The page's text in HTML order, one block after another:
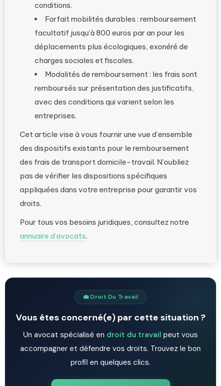
conditions.
Forfait mobilités durables : remboursement
facultatif jusqu’à 800 euros par an pour les
déplacements plus écologiques, exonéré de
charges sociales et fiscales.
Modalités de remboursement : les frais sont
remboursés sur présentation des justificatifs,
avec des conditions qui varient selon les
entreprises.
Cet article vise à vous fournir une vue d’ensemble
des dispositifs existants pour le remboursement
des frais de transport domicile-travail. N’oubliez
pas de vérifier les dispositions spécifiques
appliquées dans votre entreprise pour garantir vos
droits.
Pour tous vos besoins juridiques, consultez notre
annuaire d’avocats.
💼 Droit Du Travail
Vous êtes concerné(e) par cette situation ?
Un avocat spécialisé en droit du travail peut vous
accompagner et défendre vos droits. Trouvez le bon
profil en quelques clics.